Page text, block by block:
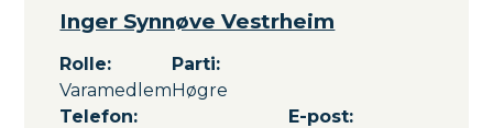
Inger Synnøve Vestrheim
Rolle:
Varamedlem
Parti:
Høgre
Telefon:
E-post: